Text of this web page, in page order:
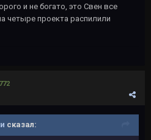
и не богато, это Свен все
четыре проекта распилили
сказал: